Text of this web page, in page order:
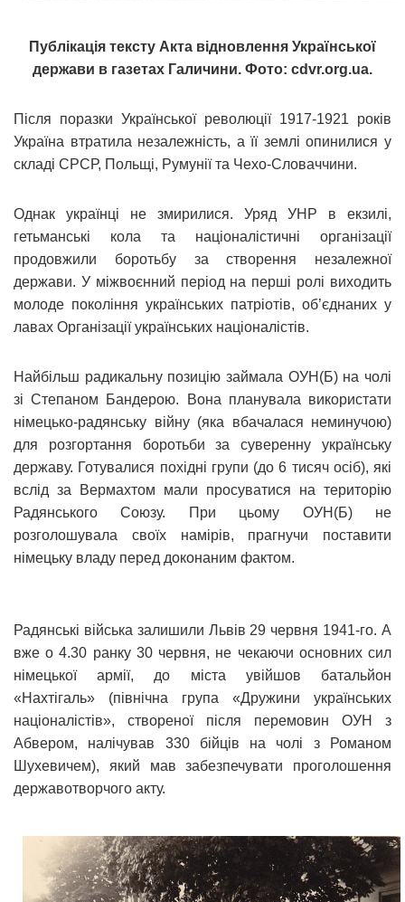
Публікація тексту Акта відновлення Української
держави в газетах Галичини. Фото: cdvr.org.ua.
Після поразки Української революції 1917-1921 років
Україна втратила незалежність, а її землі опинилися у
складі СРСР, Польщі, Румунії та Чехо-Словаччини.
Однак українці не змирилися. Уряд УНР в екзилі,
гетьманські кола та націоналістичні організації
продовжили боротьбу за створення незалежної
держави. У міжвоєнний період на перші ролі виходить
молоде покоління українських патріотів, об’єднаних у
лавах Організації українських націоналістів.
Найбільш радикальну позицію займала ОУН(Б) на чолі
зі Степаном Бандерою. Вона планувала використати
німецько-радянську війну (яка вбачалася неминучою)
для розгортання боротьби за суверенну українську
державу. Готувалися похідні групи (до 6 тисяч осіб), які
вслід за Вермахтом мали просуватися на територію
Радянського Союзу. При цьому ОУН(Б) не
розголошувала своїх намірів, прагнучи поставити
німецьку владу перед доконаним фактом.
Радянські війська залишили Львів 29 червня 1941-го. А
вже о 4.30 ранку 30 червня, не чекаючи основних сил
німецької армії, до міста увійшов батальйон
«Нахтігаль» (північна група «Дружини українських
націоналістів», створеної після перемовин ОУН з
Абвером, налічував 330 бійців на чолі з Романом
Шухевичем), який мав забезпечувати проголошення
державотворчого акту.